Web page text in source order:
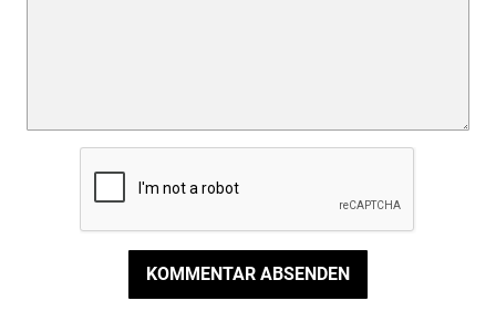
KOMMENTAR ABSENDEN